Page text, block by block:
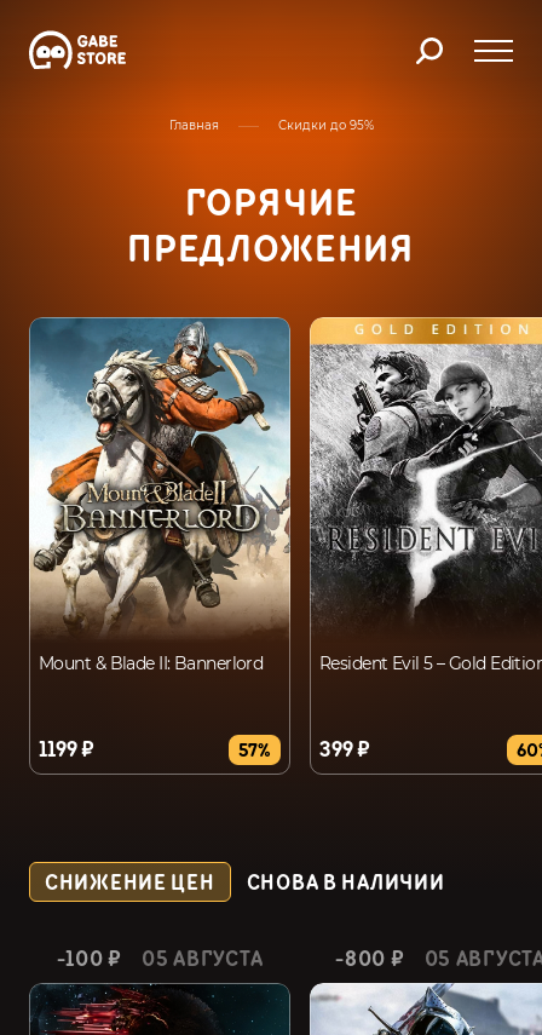
Главная Скидки до 95%
ГОРЯЧИЕ
ПРЕДЛОЖЕНИЯ
Mount & Blade II: Bannerlord
1199 ₽ 57%
Resident Evil 5 – Gold
399 ₽
СНИЖЕНИЕ ЦЕН СНОВА В НАЛИЧИИ
-100 ₽ 05 АВГУСТА -800 ₽ 05